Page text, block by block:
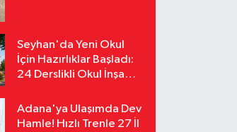
Seyhan'da Yeni Okul
İçin Hazırlıklar Başladı:
24 Derslikli Okul İnşa
Adana'ya Ulaşımda Dev
Hamle! Hızlı Trenle 27 İl